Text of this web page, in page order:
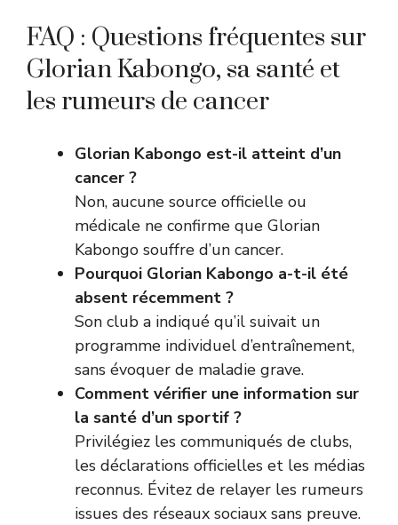
FAQ : Questions fréquentes sur
Glorian Kabongo, sa santé et
les rumeurs de cancer
Glorian Kabongo est-il atteint d’un
cancer ?
Non, aucune source officielle ou
médicale ne confirme que Glorian
Kabongo souffre d’un cancer.
Pourquoi Glorian Kabongo a-t-il été
absent récemment ?
Son club a indiqué qu’il suivait un
programme individuel d’entraînement,
sans évoquer de maladie grave.
Comment vérifier une information sur
la santé d’un sportif ?
Privilégiez les communiqués de clubs,
les déclarations officielles et les médias
reconnus. Évitez de relayer les rumeurs
issues des réseaux sociaux sans preuve.